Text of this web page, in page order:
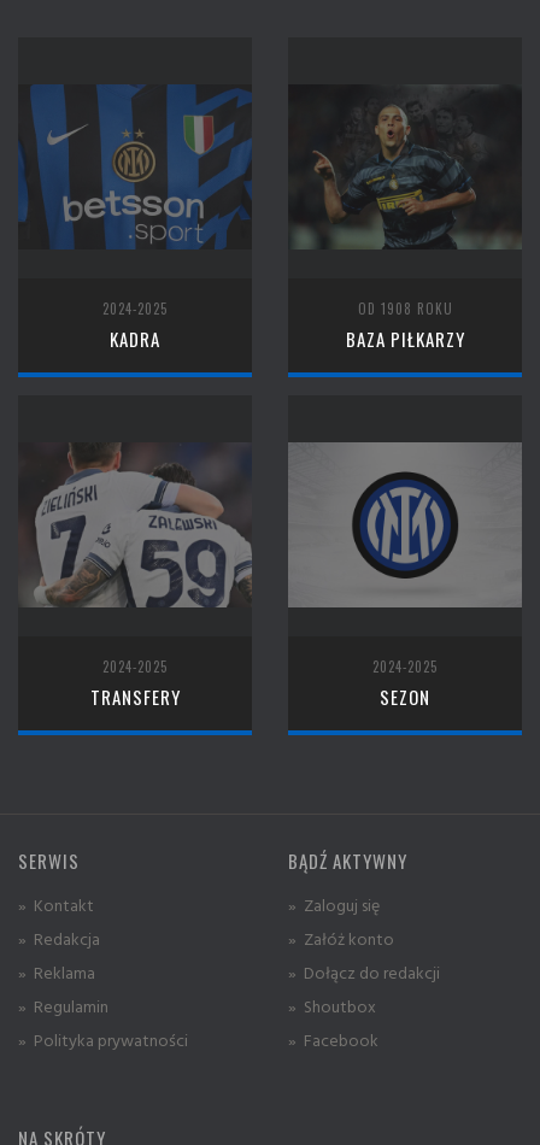
2024-2025
KADRA
OD 1908 ROKU
BAZA PIŁKARZY
2024-2025
TRANSFERY
2024-2025
SEZON
SERWIS
» Kontakt
» Redakcja
» Reklama
» Regulamin
» Polityka prywatności
BĄDŹ AKTYWNY
» Zaloguj się
» Załóż konto
» Dołącz do redakcji
» Shoutbox
» Facebook
NA SKRÓTY